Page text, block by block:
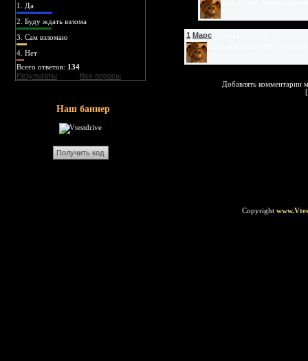
1. Да
2. Буду ждать взлома
3. Сам взломаю
4. Нет
Всего ответов: 134
Результаты
Все опросы
Наш баннер
1 Mapc
Добавлять комментарии
Copyright